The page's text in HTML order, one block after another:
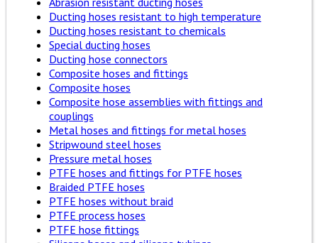
Ducting hoses resistant to high temperature
Ducting hoses resistant to chemicals
Special ducting hoses
Ducting hose connectors
Composite hoses and fittings
Composite hoses
Composite hose assemblies with fittings and
couplings
Metal hoses and fittings for metal hoses
Stripwound steel hoses
Pressure metal hoses
PTFE hoses and fittings for PTFE hoses
Braided PTFE hoses
PTFE hoses without braid
PTFE process hoses
PTFE hose fittings